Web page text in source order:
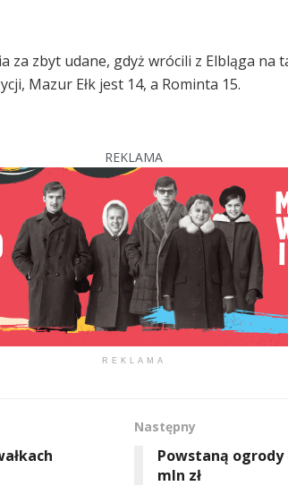
za zbyt udane, gdyż wrócili z Elbląga na
Mazur Ełk jest 14, a Rominta 15.
REKLAMA
REKLAMA
Następny
Powstaną ogrody
mln zł